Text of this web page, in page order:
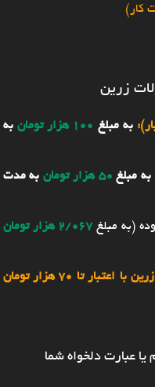
زرین
به مبلغ 100 هزار تومان
به
به مبلغ 50 هزار تومان
به مدت
2/067 هزار تومان
تا 70 هزار تومان
عبارت دلخواه شما